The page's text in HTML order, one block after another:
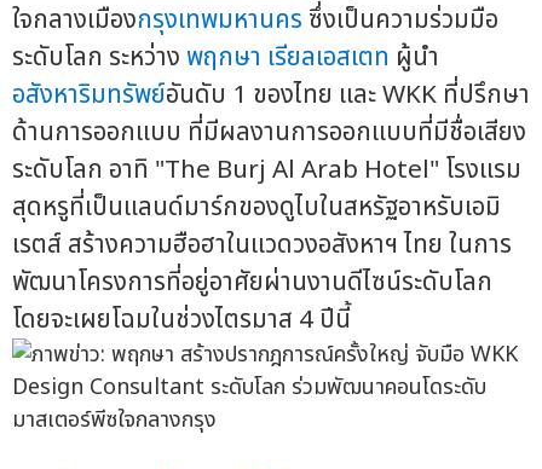
ใจกลางเมืองกรุงเทพมหานคร ซึ่งเป็นความร่วมมือ
ระดับโลก ระหว่าง พฤกษา เรียลเอสเตท ผู้นำ
อสังหาริมทรัพย์อันดับ 1 ของไทย และ WKK ที่ปรึกษา
ด้านการออกแบบ ที่มีผลงานการออกแบบที่มีชื่อเสียง
ระดับโลก อาทิ "The Burj Al Arab Hotel" โรงแรม
สุดหรูที่เป็นแลนด์มาร์กของดูไบในสหรัฐอาหรับเอมิ
เรตส์ สร้างความฮือฮาในแวดวงอสังหาฯ ไทย ในการ
พัฒนาโครงการที่อยู่อาศัยผ่านงานดีไซน์ระดับโลก
โดยจะเผยโฉมในช่วงไตรมาส 4 ปีนี้